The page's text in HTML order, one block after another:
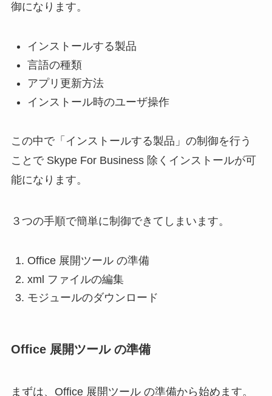
御になります。
インストールする製品
言語の種類
アプリ更新方法
インストール時のユーザ操作
この中で「インストールする製品」の制御を行う
ことで Skype For Business 除くインストールが可
能になります。
３つの手順で簡単に制御できてしまいます。
Office 展開ツール の準備
xml ファイルの編集
モジュールのダウンロード
Office 展開ツール の準備
まずは、Office 展開ツール の準備から始めます。